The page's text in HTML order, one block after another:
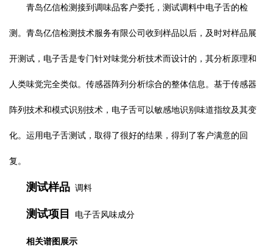
青岛亿信检测接到调味品客户委托，测试调料中电子舌的检
测。青岛亿信检测技术服务有限公司收到样品以后，及时对样品展
开测试，电子舌是专门针对味觉分析技术而设计的，其分析原理和
人类味觉完全类似。传感器阵列分析综合的整体信息。基于传感器
阵列技术和模式识别技术，电子舌可以敏感地识别味道指纹及其变
化。运用电子舌测试，取得了很好的结果，得到了客户满意的回
复。
测试样品 调料
测试项目 电子舌风味成分
相关谱图展示